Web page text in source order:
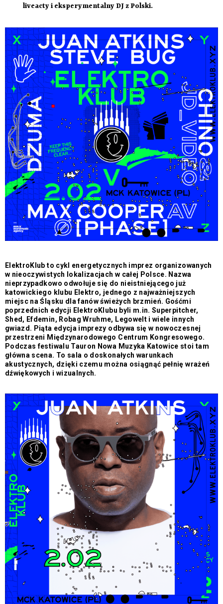
liveacty i eksperymentalny DJ z Polski.
ElektroKlub to cykl energetycznych imprez organizowanych
w nieoczywistych lokalizacjach w całej Polsce. Nazwa
nieprzypadkowo odwołuje się do nieistniejącego już
katowickiego klubu Elektro, jednego z najważniejszych
miejsc na Śląsku dla fanów świeżych brzmień. Gośćmi
poprzednich edycji ElektroKlubu byli m.in. Superpitcher,
Shed, Efdemin, Robag Wruhme, Legowelt i wiele innych
gwiazd. Piąta edycja imprezy odbywa się w nowoczesnej
przestrzeni Międzynarodowego Centrum Kongresowego.
Podczas festiwalu Tauron Nowa Muzyka Katowice stoi tam
główna scena. To sala o doskonałych warunkach
akustycznych, dzięki czemu można osiągnąć pełnię wrażeń
dźwiękowych i wizualnych.